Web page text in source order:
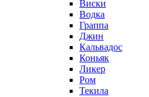
Виски
Водка
Граппа
Джин
Кальвадос
Коньяк
Ликер
Ром
Текила